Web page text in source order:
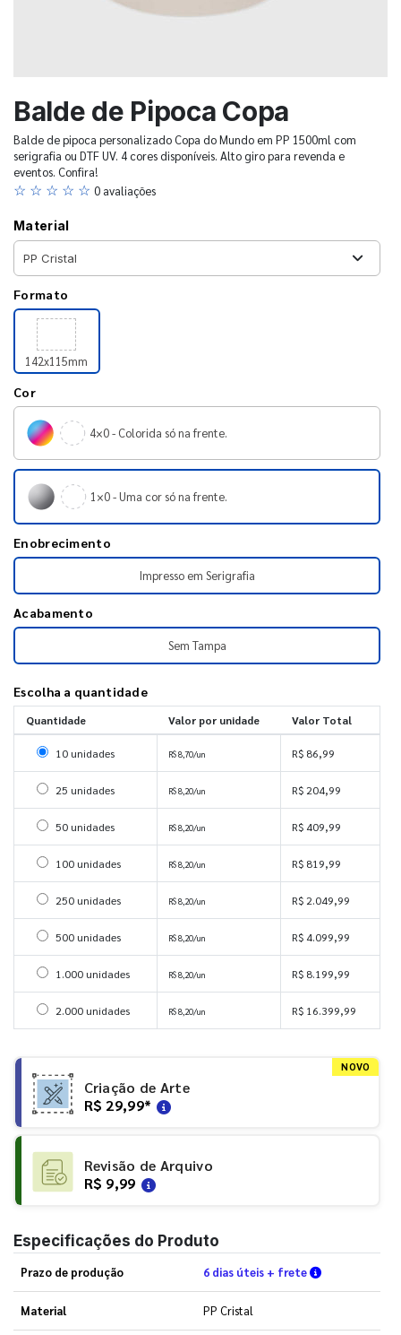
Balde de Pipoca Copa
Balde de pipoca personalizado Copa do Mundo em PP 1500ml com
serigrafia ou DTF UV. 4 cores disponíveis. Alto giro para revenda e
eventos. Confira!
☆ ☆ ☆ ☆ ☆ 0 avaliações
Material
Formato
142x115mm
Cor
4×0 - Colorida só na frente.
1×0 - Uma cor só na frente.
Enobrecimento
Impresso em Serigrafia
Acabamento
Sem Tampa
Escolha a quantidade
Quantidade Valor por unidade Valor Total
Selecionar 10 unidades
10 unidades R$ 8,70/un R$ 86,99
Selecionar 25 unidades
25 unidades R$ 8,20/un R$ 204,99
Selecionar 50 unidades
50 unidades R$ 8,20/un R$ 409,99
Selecionar 100 unidades
100 unidades R$ 8,20/un R$ 819,99
Selecionar 250 unidades
250 unidades R$ 8,20/un R$ 2.049,99
Selecionar 500 unidades
500 unidades R$ 8,20/un R$ 4.099,99
Selecionar 1000 unidades
1.000 unidades R$ 8,20/un R$ 8.199,99
Selecionar 2000 unidades
2.000 unidades R$ 8,20/un R$ 16.399,99
NOVO
Criação de Arte
R$ 29,99*
Revisão de Arquivo
R$ 9,99
Especificações do Produto
Prazo de produção 6 dias úteis + frete Verifique as
Material PP Cristal